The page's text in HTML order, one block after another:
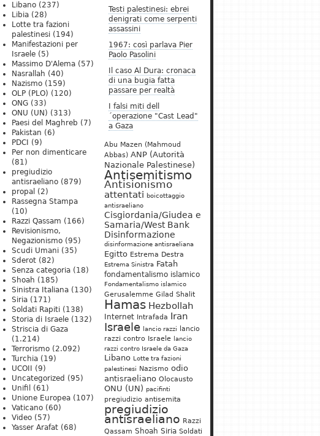
Testi palestinesi: ebrei
denigrati come serpenti
assassini
1967: così parlava Pier
Paolo Pasolini
Il caso Al Dura: cronaca
di una bugia fatta
passare per realtà
I falsi miti dell
´operazione "Cast Lead"
a Gaza
Abu Mazen (Mahmoud
Abbas) ANP (Autorità
Nazionale Palestinese)
Antisemitismo
Antisionismo
attentati boicottaggio
antisraeliano
Cisgiordania/Giudea e
Samaria/West Bank
Disinformazione
disinformazione antisraeliana
Egitto Estrema Destra
Estrema Sinistra Fatah
fondamentalismo islamico
Fondamentalismo islamico
Gerusalemme Gilad Shalit
Hamas Hezbollah
Internet Intrafada Iran
Israele lancio razzi
lancio
razzi contro Israele lancio
razzi contro Israele da Gaza
Libano Lotte tra fazioni
palestinesi Nazismo odio
antisraeliano Olocausto
ONU (UN) pacifinti
pregiudizio antisemita
pregiudizio
antisraeliano Razzi
Qassam Shoah Siria Soldati
Libano (237)
Libia (28)
Lotte tra fazioni
palestinesi (194)
Manifestazioni per
Israele (5)
Massimo D'Alema (57)
Nasrallah (40)
Nazismo (159)
OLP (PLO) (120)
ONG (33)
ONU (UN) (313)
Paesi del Maghreb (7)
Pakistan (6)
PDCI
(9)
Per non dimenticare
(81)
pregiudizio
antisraeliano (879)
propal (2)
Rassegna Stampa
(10)
Razzi Qassam (166)
Revisionismo,
Negazionismo (95)
Scudi Umani (35)
Sderot (82)
Senza categoria (18)
Shoah (185)
Sinistra Italiana (130)
Siria (171)
Soldati Rapiti (138)
Storia di Israele (132)
Striscia di Gaza
(1.214)
Terrorismo (2.092)
Turchia (19)
UCOII
(9)
Uncategorized (95)
Unifil
(61)
Unione Europea (107)
Vaticano (60)
Video (57)
Yasser Arafat (68)